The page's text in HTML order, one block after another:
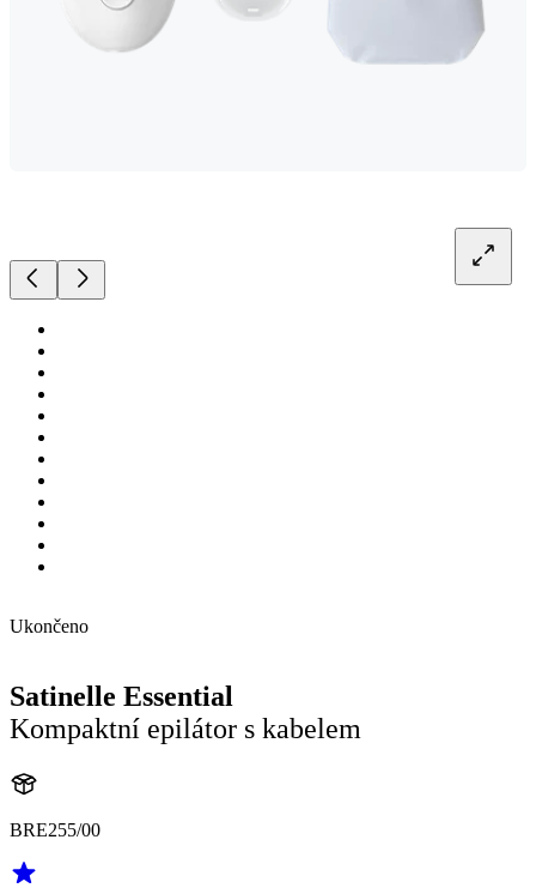
Ukončeno
Satinelle Essential
Kompaktní epilátor s kabelem
BRE255/00